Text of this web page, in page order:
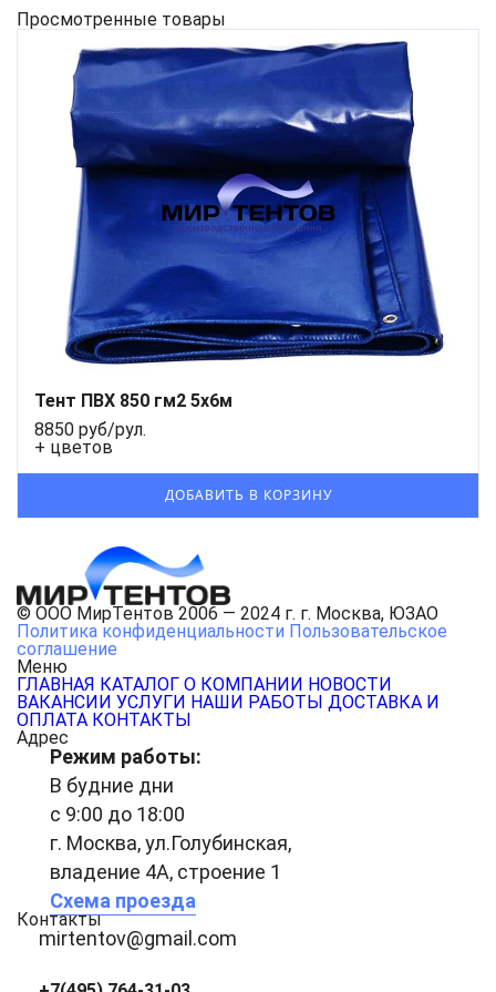
Просмотренные товары
Тент ПВХ 850 гм2 5x6м
8850 руб/рул.
+ цветов
© ООО МирТентов 2006 — 2024 г. г. Москва, ЮЗАО
Политика конфиденциальности Пользовательское
соглашение
Меню
ГЛАВНАЯ КАТАЛОГ О КОМПАНИИ НОВОСТИ
ВАКАНСИИ УСЛУГИ НАШИ РАБОТЫ ДОСТАВКА И
ОПЛАТА КОНТАКТЫ
Адрес
Режим работы:
В будние дни
с 9:00 до 18:00
г. Москва, ул.Голубинская,
владение 4А, строение 1
Схема проезда
Контакты
mirtentov@gmail.com